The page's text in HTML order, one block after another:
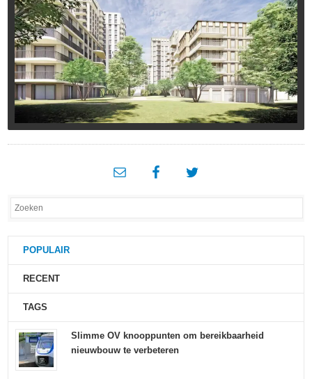
POPULAIR
RECENT
TAGS
Slimme OV knooppunten om bereikbaarheid
nieuwbouw te verbeteren